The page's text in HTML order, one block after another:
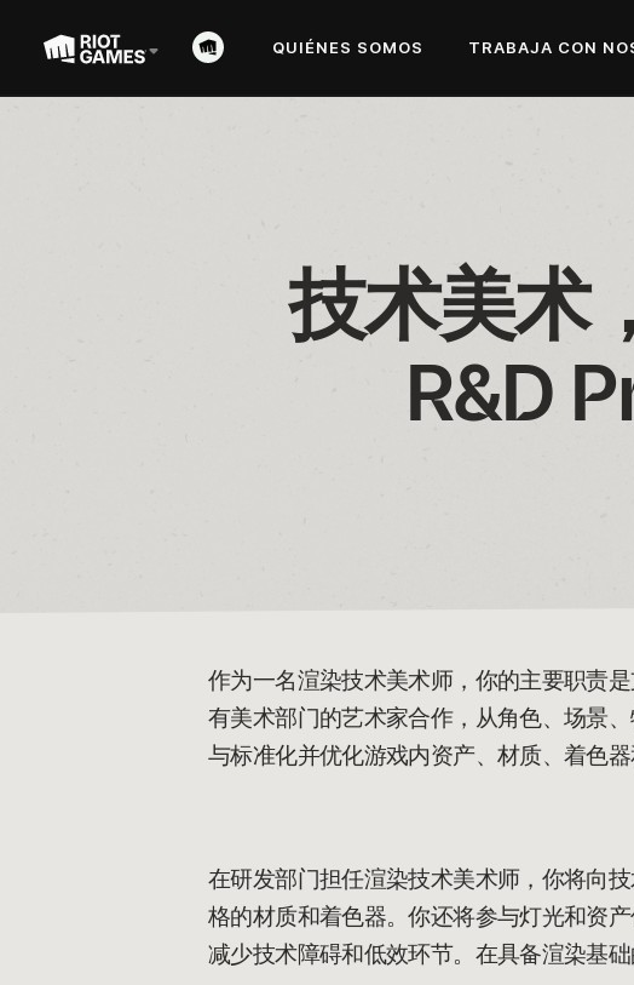
QUIÉNES SOMOS TRABAJA CON
技术美术
R&D
作为一名渲染技术美术师，你的主要职责
有美术部门的艺术家合作，从角色、场景
与标准化并优化游戏内资产、材质、着色
在研发部门担任渲染技术美术师，你将向
格的材质和着色器。你还将参与灯光和资
减少技术障碍和低效环节。在具备渲染基